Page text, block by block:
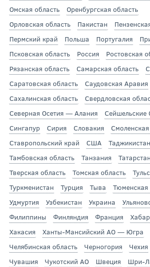
Омская область
Оренбургская область
Орловская область
Пакистан
Пермский край
Польша Португалия
Псковская область
Россия Ростовская
Рязанская область
Самарская область
Саратовская область
Саудовская Аравия
Сахалинская область
Свердловская
Северная Осетия — Алания
Сейшельские
Сингапур
Сирия Словакия
Ставропольский край
США Таджикистан
Тамбовская область
Танзания
Татарстан
Тверская область
Томская область
Туркменистан
Турция Тыва
Тюменская
Удмуртия
Узбекистан Украина
Филиппины
Финляндия Франция
Хакасия
Ханты-Мансийский АО — Югра
Челябинская область
Черногория Чехия
Чувашия
Чукотский АО Швеция Шри-